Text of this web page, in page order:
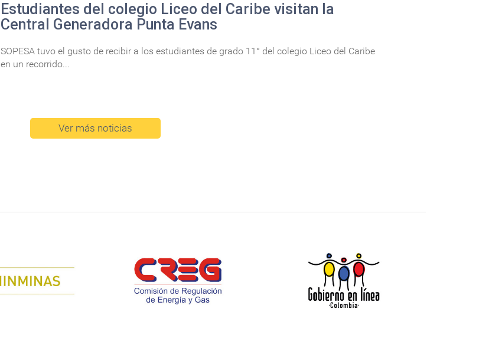
Estudiantes del colegio Liceo del Caribe visitan la
Central Generadora Punta Evans
SOPESA tuvo el gusto de recibir a los estudiantes de grado 11° del colegio Liceo del Caribe
en un recorrido...
Ver más noticias